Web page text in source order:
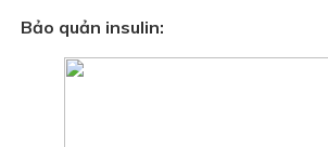
Bảo quản insulin: